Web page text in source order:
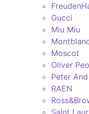
Gucci
Miu Miu
Moscot
Oliver
Peter
RAEN